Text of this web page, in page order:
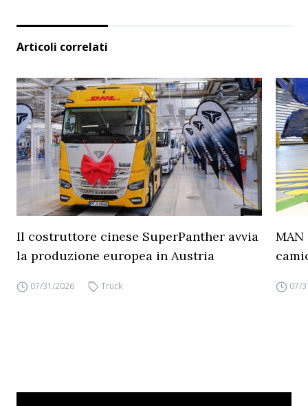
Articoli correlati
Il costruttore cinese SuperPanther avvia
la produzione europea in Austria
07/31/2026 Truck 07/